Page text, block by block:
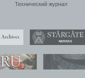
Технический журнал